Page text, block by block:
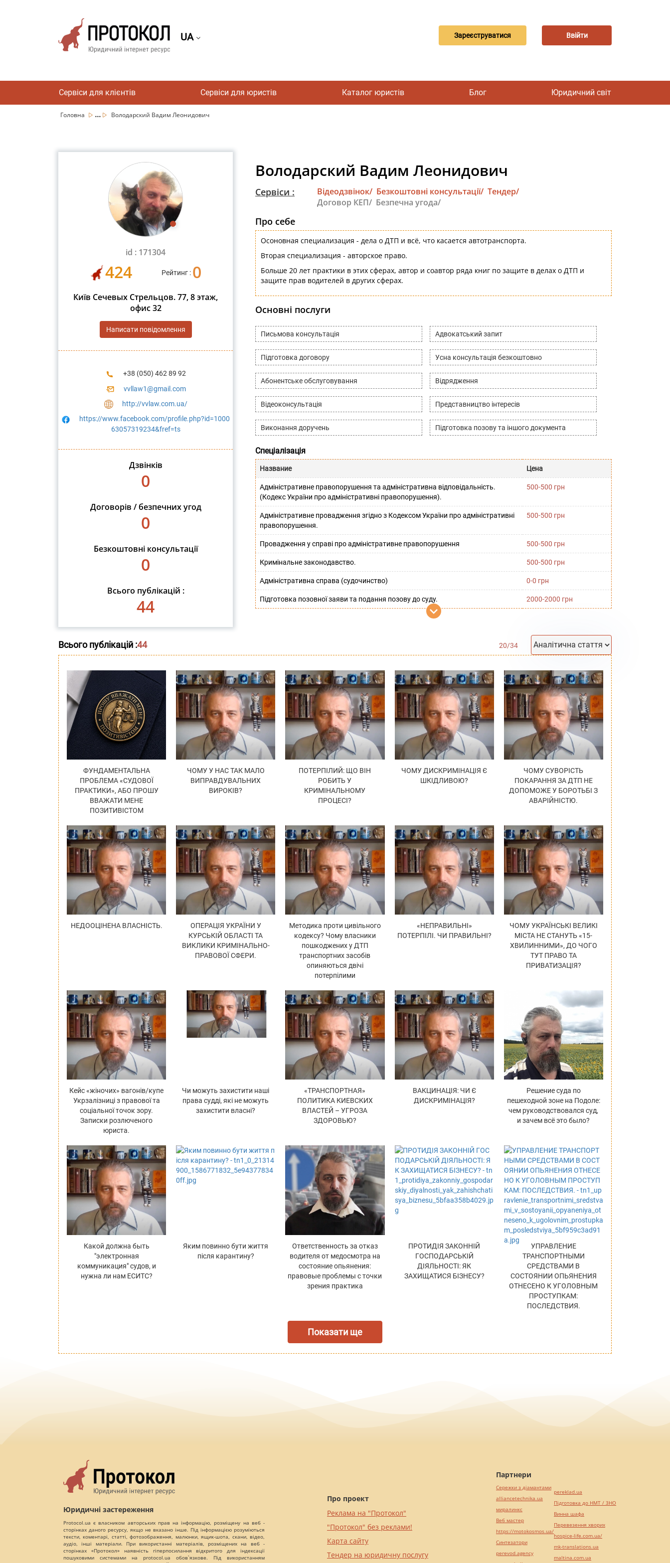
UA Зареєструватися Ввійти
Сервіси для клієнтів Сервіси для юристів Каталог юристів Блог Юридичний світ
Головна ... Володарский Вадим Леонидович
id : 171304
424 Рейтинг : 0
Київ Сечевых Стрельцов. 77, 8 этаж,
офис 32
Написати повідомлення
+38 (050) 462 89 92
vvllaw1@gmail.com
http://vvlaw.com.ua/
https://www.facebook.com/profile.php?id=1000
63057319234&fref=ts
Дзвінків
0
Договорів / безпечних угод
0
Безкоштовні консультації
0
Всього публікацій :
44
Володарский Вадим Леонидович
Сервіси : Відеодзвінок/ Безкоштовні консультації/ Тендер/
Договор КЕП/ Безпечна угода/
Про себе
Осоновная специализация - дела о ДТП и всё, что касается автотранспорта.
Вторая специализация - авторское право.
Больше 20 лет практики в этих сферах, автор и соавтор ряда книг по защите в делах о ДТП и
защите прав водителей в других сферах.
Основні послуги
Письмова консультація Адвокатський запит
Підготовка договору Усна консультація безкоштовно
Абонентське обслуговування Відрядження
Відеоконсультація Представництво інтересів
Виконання доручень Підготовка позову та іншого документа
Спеціалізація
Название Цена
Адміністративне правопорушення та адміністративна відповідальність.
(Кодекс України про адміністративні правопорушення).
500-500 грн
Адміністративне провадження згідно з Кодексом України про адміністративні
правопорушення.
500-500 грн
Провадження у справі про адміністративне правопорушення 500-500 грн
Кримінальне законодавство. 500-500 грн
Адміністративна справа (судочинство) 0-0 грн
Підготовка позовної заяви та подання позову до суду. 2000-2000 грн
Всього публікацій :44 20/34
ФУНДАМЕНТАЛЬНА
ПРОБЛЕМА «СУДОВОЇ
ПРАКТИКИ», АБО ПРОШУ
ВВАЖАТИ МЕНЕ
ПОЗИТИВІСТОМ
ЧОМУ У НАС ТАК МАЛО
ВИПРАВДУВАЛЬНИХ
ВИРОКІВ?
ПОТЕРПІЛИЙ: ЩО ВІН
РОБИТЬ У
КРИМІНАЛЬНОМУ
ПРОЦЕСІ?
ЧОМУ ДИСКРИМІНАЦІЯ Є
ШКІДЛИВОЮ?
ЧОМУ СУВОРІСТЬ
ПОКАРАННЯ ЗА ДТП НЕ
ДОПОМОЖЕ У БОРОТЬБІ З
АВАРІЙНІСТЮ.
НЕДООЦІНЕНА ВЛАСНІСТЬ.
ОПЕРАЦІЯ УКРАЇНИ У
КУРСЬКІЙ ОБЛАСТІ ТА
ВИКЛИКИ КРИМІНАЛЬНО-
ПРАВОВОЇ СФЕРИ.
Методика проти цивільного
кодексу? Чому власники
пошкоджених у ДТП
транспортних засобів
опиняються двічі
потерпілими
«НЕПРАВИЛЬНІ»
ПОТЕРПІЛІ. ЧИ ПРАВИЛЬНІ?
ЧОМУ УКРАЇНСЬКІ ВЕЛИКІ
МІСТА НЕ СТАНУТЬ «15-
ХВИЛИННИМИ», ДО ЧОГО
ТУТ ПРАВО ТА
ПРИВАТИЗАЦІЯ?
Кейс «жіночих» вагонів/купе
Укрзалізниці з правової та
соціальної точок зору.
Записки розлюченого
юриста.
Чи можуть захистити наші
права судді, які не можуть
захистити власні?
«ТРАНСПОРТНАЯ»
ПОЛИТИКА КИЕВСКИХ
ВЛАСТЕЙ – УГРОЗА
ЗДОРОВЬЮ?
ВАКЦИНАЦІЯ: ЧИ Є
ДИСКРИМІНАЦІЯ?
Решение суда по
пешеходной зоне на Подоле:
чем руководствовался суд,
и зачем всё это было?
Какой должна быть
"электронная
коммуникация" судов, и
нужна ли нам ЕСИТС?
Яким повинно бути життя
після карантину?
Ответственность за отказ
водителя от медосмотра на
состояние опьянения:
правовые проблемы с точки
зрения практика
ПРОТИДІЯ ЗАКОННІЙ
ГОСПОДАРСЬКІЙ
ДІЯЛЬНОСТІ: ЯК
ЗАХИЩАТИСЯ БІЗНЕСУ?
УПРАВЛЕНИЕ
ТРАНСПОРТНЫМИ
СРЕДСТВАМИ В
СОСТОЯНИИ ОПЬЯНЕНИЯ
ОТНЕСЕНО К УГОЛОВНЫМ
ПРОСТУПКАМ:
ПОСЛЕДСТВИЯ.
Показати ще
Юридичні застереження
Protocol.ua є власником авторських прав на інформацію, розміщену на веб -
сторінках даного ресурсу, якщо не вказано інше. Під інформацією розуміються
тексти, коментарі, статті, фотозображення, малюнки, ящик-шота, скани, відео,
аудіо, інші матеріали. При використанні матеріалів, розміщених на веб -
сторінках «Протокол» наявність гіперпосилання відкритого для індексації
пошуковими системами на protocol.ua обов`язкове. Під використанням
Про проект
Реклама на "Протокол"
"Протокол" без реклами!
Карта сайту
Тендер на юридичну послугу
Партнери
Сережки з діамантами
alliancetechnika.ua
миралинкс
Веб мастер
https://motokosmos.ua/
Синтезатори
perevod.agency
pereklad.ua
Підготовка до НМТ / ЗНО
Винна шафа
Перевезення хворих
hospice-life.com.ua/
mk-translations.ua
maltina.com.ua